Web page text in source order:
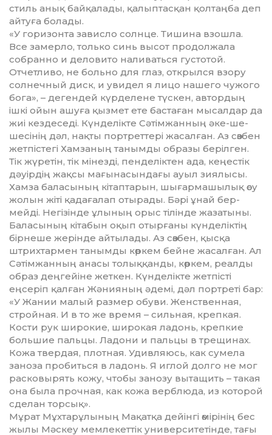
стиль анық байқалады, қалып­тасқан қолтаңба деп
айтуға болады.
«У горизонта зависло солнце. Тишина взошла.
Все замерло, только синь высот продолжала
собранно и деловито наливаться густотой.
Отчетливо, не больно для глаз, открылся взору
солнечный диск, и уви­дел я лицо нашего чужого
бога», – дегендей күрделене түскен, автор­дың
ішкі ойын ашуға қызмет ете бастаған мысалдар да
жиі кездеседі. Күн­делікте Сәтімжанның әке-ше­
шесінің дәл, нақты портреттері жа­­­салған. Аз сөзбен
жетпістегі Хам­­­заның танымды образы беріл­ген.
Тік жүретін, тік мінезді, пен­де­­­ліктен ада, кеңестік
дәуірдің жақ­­сы мағынасындағы ауыл зиялы­сы.
Хамза баласының кітаптарын, шығармашылық өсу
жолын жіті қадағалап отырады. Бәрі ұнай бер­
мейді. Негізінде ұлының орыс ті­лінде жазатыны.
Баласының кіта­бын оқып отырғаны күнделіктің
бір­неше жерінде айтылады. Аз сөз­бен, қысқа
штрихтармен танымды көр­кем бейне жасалған. Ал
Сәтім­жан­ның анасы толыққанды, көр­кем, реалды
образ деңгейіне жеткен. Күнделікте жетпісті
еңсеріп қал­ған Жәнияның әдемі, дәл порт­ре­ті бар:
«У Жании малый размер обуви. Женственная,
стройная. И в то же время – сильная, крепкая.
Кос­ти рук широкие, широкая ладонь, крепкие
большие пальцы. Ладони и пальцы в трещинах.
Кожа твердая, плотная. Удивляюсь, как сумела
заноза пробиться в ладонь. Я иглой долго не мог
расковырять кожу, чтобы занозу вытащить – такая
она была прочная, как кожа вер­блюда, из которой
сделан тор­сық».
Мұрат Мұхтарұлының Мақатқа дейінгі өмірінің бес
жылы Мәскеу мем­лекеттік университетінде, тағы